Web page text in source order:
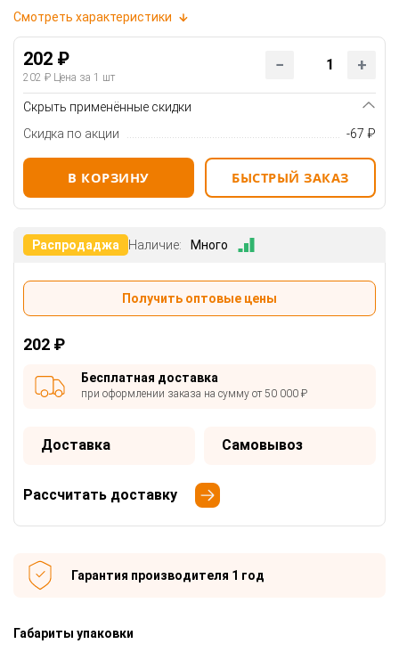
Смотреть характеристики
202 ₽
202 ₽ Цена за 1 шт
Скрыть применённые скидки
Скидка по акции
-67 ₽
В КОРЗИНУ БЫСТРЫЙ ЗАКАЗ
Распродаджа Наличие: Много
Получить оптовые цены
202 ₽
Бесплатная доставка
при оформлении заказа на сумму от 50 000 ₽
Доставка Самовывоз
Рассчитать доставку
Гарантия производителя 1 год
Габариты упаковки